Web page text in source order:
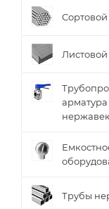
арматура
Трубы